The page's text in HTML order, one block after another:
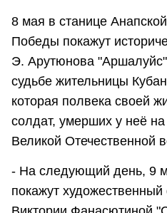
8 мая в станице
Победы покажут
Э. Арутюнова
судьбе жительницы
которая полвека своей
солдат, умерших у неё
Великой Отечественной
- На следующий день, 9
покажут